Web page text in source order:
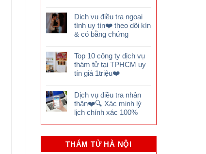
Dịch vụ điều tra ngoại
tình uy tín❤️ theo dõi kín
& có bằng chứng
Top 10 công ty dịch vụ
thám tử tại TPHCM uy
tín giá 1triệu❤️
Dịch vụ điều tra nhân
thân❤️🔍 Xác minh lý
lịch chính xác 100%
THÁM TỬ HÀ NỘI